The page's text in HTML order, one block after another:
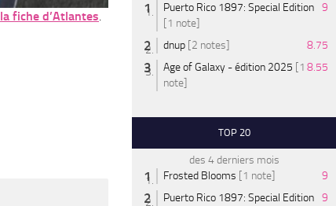
la fiche d’Atlantes
Puerto Rico 1897: Special Edition
[1 note]
9
dnup [2 notes]
8.75
Age of Galaxy - édition 2025 [1
note]
8.55
TOP 20
des 4 derniers mois
Frosted Blooms [1 note]
9
Puerto Rico 1897: Special Edition 9